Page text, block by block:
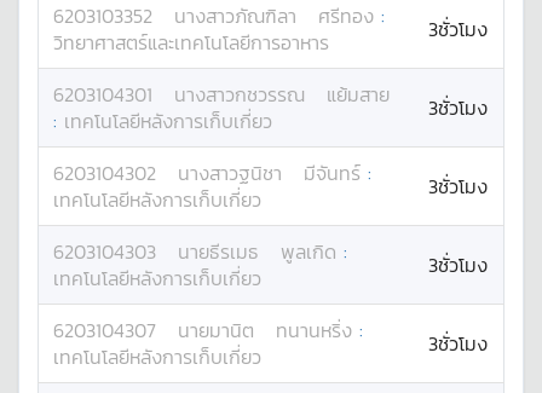
6203103352 นางสาวภัณฑิลา ศรีทอง :
วิทยาศาสตร์และเทคโนโลยีการอาหาร
3ชั่วโมง
6203104301 นางสาวกชวรรณ
แย้มสาย
: เทคโนโลยีหลังการเก็บเกี่ยว 3ชั่วโมง
6203104302 นางสาวฐนิชา มีจันทร์ :
เทคโนโลยีหลังการเก็บเกี่ยว
3ชั่วโมง
6203104303 นายธีรเมธ พูลเกิด :
เทคโนโลยีหลังการเก็บเกี่ยว
3ชั่วโมง
6203104307 นายมานิต ทนานหริ่ง :
เทคโนโลยีหลังการเก็บเกี่ยว
3ชั่วโมง